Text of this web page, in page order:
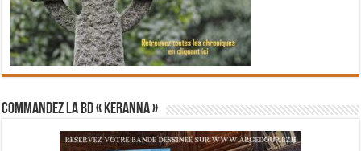
Commandez la BD « Keranna »